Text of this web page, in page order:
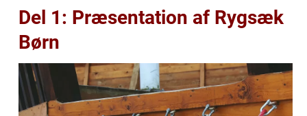
Del 1: Præsentation af Rygsæk
Børn